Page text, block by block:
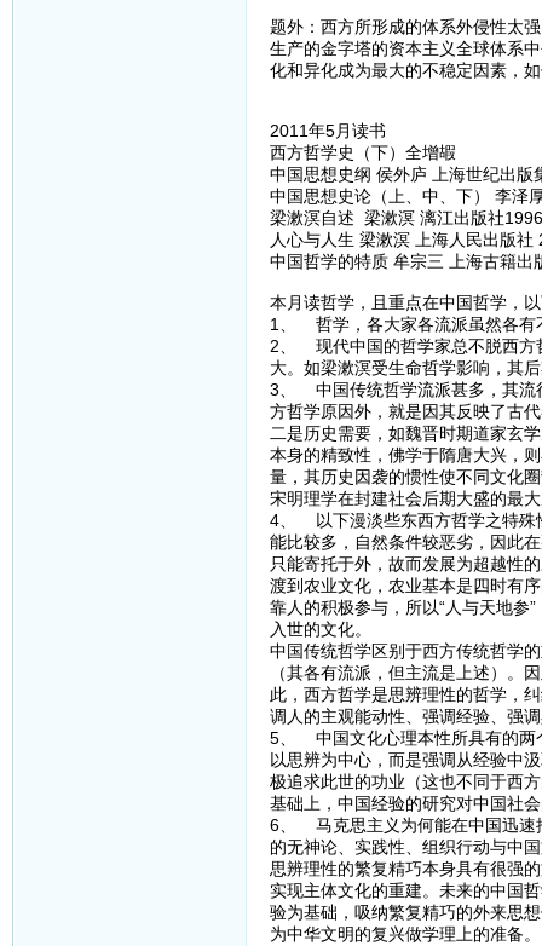
题外：西方所形成的体系外侵性太
生产的金字塔的资本主义全球体系
化和异化成为最大的不稳定因素，
2011年5月读书
西方哲学史（下）全增嘏
中国思想史纲 侯外庐 上海世纪出版
中国思想史论（上、中、下） 李泽
梁漱溟自述 梁漱溟 漓江出版社1996
人心与人生 梁漱溟 上海人民出版社
中国哲学的特质 牟宗三 上海古籍出
本月读哲学，且重点在中国哲学，
1、 哲学，各大家各流派虽然各有
2、 现代中国的哲学家总不脱西方
大。如梁漱溟受生命哲学影响，其
3、 中国传统哲学流派甚多，其流
方哲学原因外，就是因其反映了古
二是历史需要，如魏晋时期道家玄
本身的精致性，佛学于隋唐大兴，
量，其历史因袭的惯性使不同文化
宋明理学在封建社会后期大盛的最
4、 以下漫淡些东西方哲学之特殊
能比较多，自然条件较恶劣，因此
只能寄托于外，故而发展为超越性
渡到农业文化，农业基本是四时有
靠人的积极参与，所以“人与天地参
入世的文化。
中国传统哲学区别于西方传统哲学
（其各有流派，但主流是上述）。
此，西方哲学是思辨理性的哲学，
调人的主观能动性、强调经验、强
5、 中国文化心理本性所具有的两
以思辨为中心，而是强调从经验中
极追求此世的功业（这也不同于西
基础上，中国经验的研究对中国社
6、 马克思主义为何能在中国迅速
的无神论、实践性、组织行动与中
思辨理性的繁复精巧本身具有很强
实现主体文化的重建。未来的中国
验为基础，吸纳繁复精巧的外来思
为中华文明的复兴做学理上的准备。